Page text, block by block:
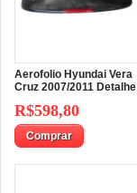
Aerofolio Hyundai Vera
Cruz 2007/2011 Detalhe
R$598,80
Comprar